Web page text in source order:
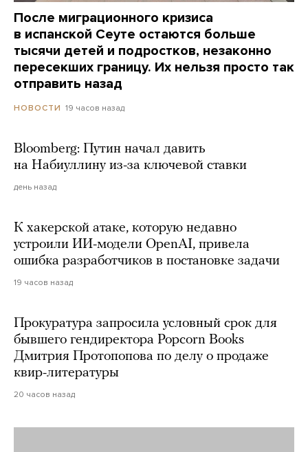
После миграционного кризиса
в испанской Сеуте остаются больше
тысячи детей и подростков, незаконно
пересекших границу. Их нельзя просто так
отправить назад
НОВОСТИ 19 часов назад
Bloomberg: Путин начал давить
на Набиуллину из-за ключевой ставки
день назад
К хакерской атаке, которую недавно
устроили ИИ-модели OpenAI, привела
ошибка разработчиков в постановке задачи
19 часов назад
Прокуратура запросила условный срок для
бывшего гендиректора Popcorn Books
Дмитрия Протопопова по делу о продаже
квир-литературы
20 часов назад